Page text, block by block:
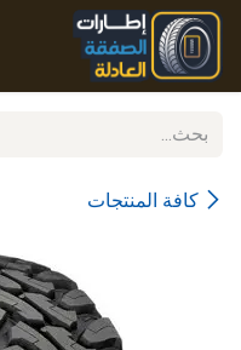
تخطي للذهاب إلى المحتوى
كافة المنتجات